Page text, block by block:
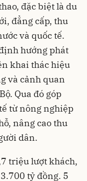
đặc biệt là du
đẳng cấp, thu
và quốc tế.
hướng phát
khai thác hiệu
và cảnh quan
Qua đó góp
từ nông nghiệp
nâng cao thu
dân.
triệu lượt khách,
tỷ đồng. 5